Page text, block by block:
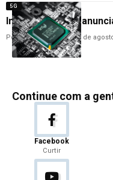
5G
Intel e Mediatek
PorHemerson Brandão6 de
Continue com a
Facebook
Curtir